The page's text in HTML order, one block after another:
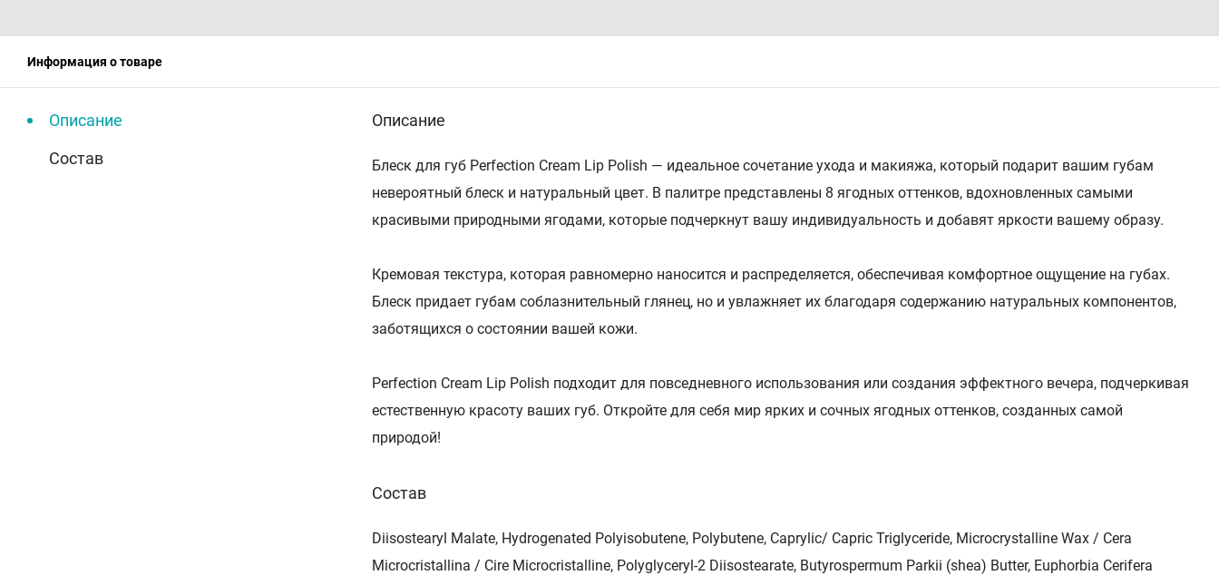
Информация о товаре
Описание
Состав
Описание
Блеск для губ Perfection Cream Lip Polish — идеальное сочетание ухода и макияжа, который подарит вашим губам
невероятный блеск и натуральный цвет. В палитре представлены 8 ягодных оттенков, вдохновленных самыми
красивыми природными ягодами, которые подчеркнут вашу индивидуальность и добавят яркости вашему образу.
Кремовая текстура, которая равномерно наносится и распределяется, обеспечивая комфортное ощущение на губах.
Блеск придает губам соблазнительный глянец, но и увлажняет их благодаря содержанию натуральных компонентов,
заботящихся о состоянии вашей кожи.
Perfection Cream Lip Polish подходит для повседневного использования или создания эффектного вечера, подчеркивая
естественную красоту ваших губ. Откройте для себя мир ярких и сочных ягодных оттенков, созданных самой
природой!
Состав
Diisostearyl Malate, Hydrogenated Polyisobutene, Polybutene, Caprylic/ Capric Triglyceride, Microcrystalline Wax / Cera
Microcristallina / Cire Microcristalline, Polyglyceryl-2 Diisostearate, Butyrospermum Parkii (shea) Butter, Euphorbia Cerifera